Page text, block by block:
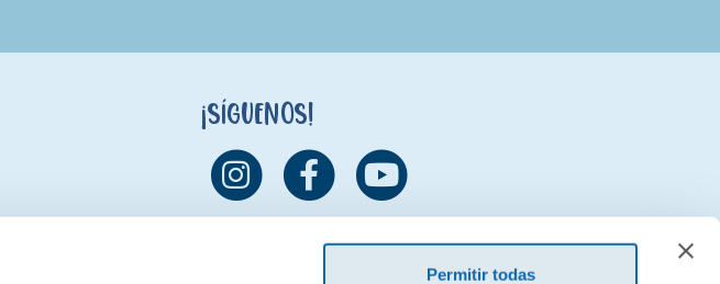
Permitir todas
¡Síguenos!